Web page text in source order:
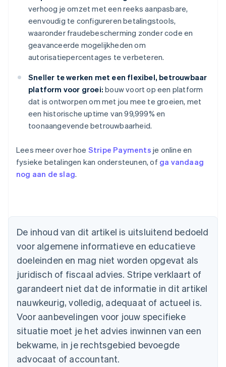
verhoog je omzet met een reeks aanpasbare,
eenvoudig te configureren betalingstools,
waaronder fraudebescherming zonder code en
geavanceerde mogelijkheden om
autorisatiepercentages te verbeteren.
Sneller te werken met een flexibel, betrouwbaar
platform voor groei: bouw voort op een platform
dat is ontworpen om met jou mee te groeien, met
een historische uptime van 99,999% en
toonaangevende betrouwbaarheid.
Lees meer over hoe Stripe Payments je online en
fysieke betalingen kan ondersteunen, of ga vandaag
nog aan de slag.
De inhoud van dit artikel is uitsluitend bedoeld
voor algemene informatieve en educatieve
doeleinden en mag niet worden opgevat als
juridisch of fiscaal advies. Stripe verklaart of
garandeert niet dat de informatie in dit artikel
nauwkeurig, volledig, adequaat of actueel is.
Voor aanbevelingen voor jouw specifieke
situatie moet je het advies inwinnen van een
bekwame, in je rechtsgebied bevoegde
advocaat of accountant.
Australië
English
België
NederlandsFrançaisDeutschEnglish
Brazilië
Bulgarije
English
Canada
EnglishFrançais
Cyprus
English
English
Duitsland